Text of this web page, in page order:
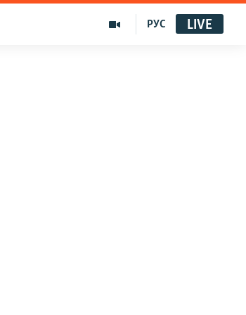
РУС LIVE